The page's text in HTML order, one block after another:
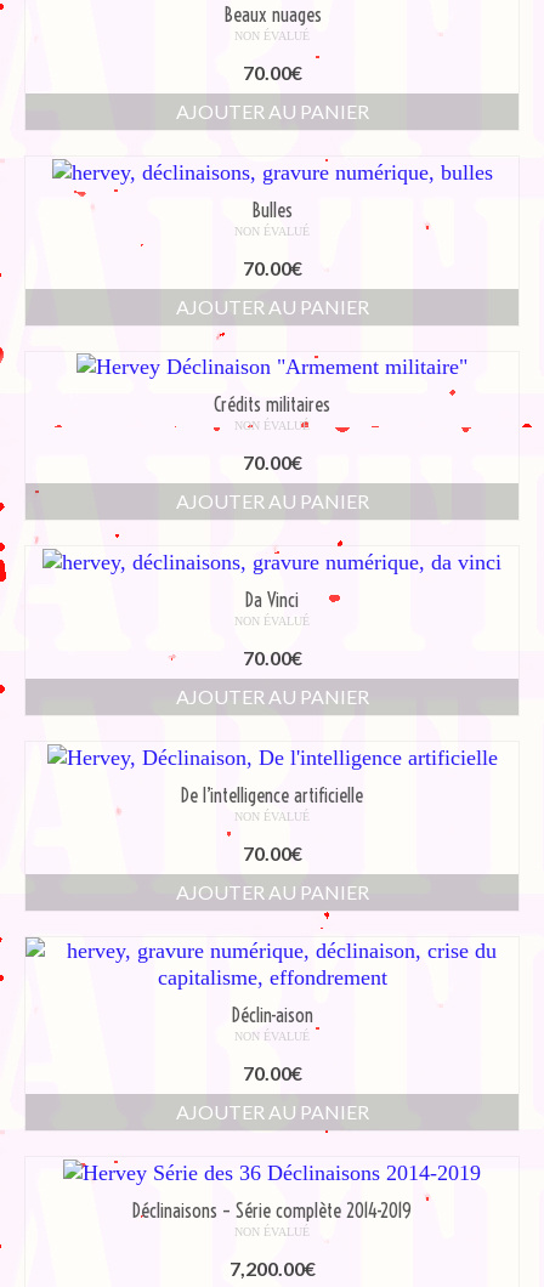
Beaux nuages
NON ÉVALUÉ
70.00€
AJOUTER AU PANIER
Bulles
NON ÉVALUÉ
70.00€
AJOUTER AU PANIER
Crédits militaires
NON ÉVALUÉ
70.00€
AJOUTER AU PANIER
Da Vinci
NON ÉVALUÉ
70.00€
AJOUTER AU PANIER
De l’intelligence artificielle
NON ÉVALUÉ
70.00€
AJOUTER AU PANIER
Déclin-aison
NON ÉVALUÉ
70.00€
AJOUTER AU PANIER
Déclinaisons – Série complète 2014-2019
NON ÉVALUÉ
7,200.00€